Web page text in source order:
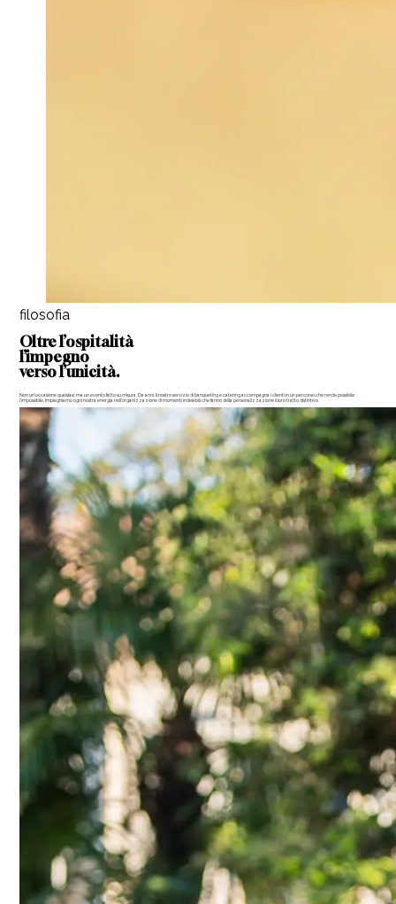
filosofia
Oltre l’ospitalità
l’impegno
verso l’unicità.
Non un’occasione qualsiasi, ma un evento fatto su misura. Da anni, il nostro servizio di banqueting e catering accompagna i clienti in un percorso che rende possibile
l’impossibile. Impieghiamo ogni nostra energia nell'organizzazione di momenti indelebili che fanno della personalizzazione il loro tratto distintivo.